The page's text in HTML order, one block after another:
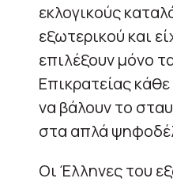
εκλογικούς
εξωτερικού και
επιλέξουν μόνο
Επικρατείας
να βάλουν το
στα απλά
Οι Έλληνες του